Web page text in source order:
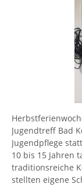
Jugendtreff Bad
Jugendpflege
10 bis 15 Jahren
traditionsreiche
stellten eigene